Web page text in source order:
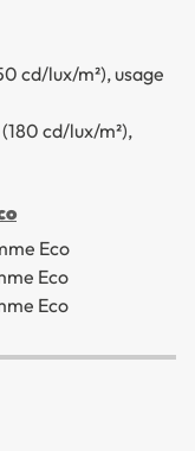
cd/lux/m²), usage
cd/lux/m²),
Eco
Eco
Eco